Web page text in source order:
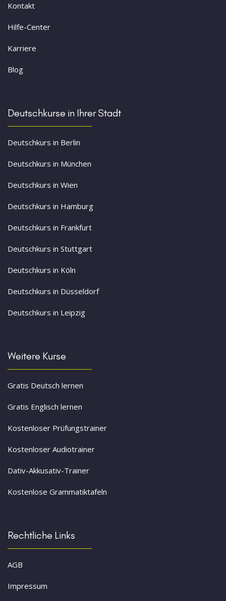
Kontakt
Hilfe-Center
Karriere
Blog
Deutschkurse in Ihrer Stadt
Deutschkurs in Berlin
Deutschkurs in München
Deutschkurs in Wien
Deutschkurs in Hamburg
Deutschkurs in Frankfurt
Deutschkurs in Stuttgart
Deutschkurs in Köln
Deutschkurs in Düsseldorf
Deutschkurs in Leipzig
Weitere Kurse
Gratis Deutsch lernen
Gratis Englisch lernen
Kostenloser Prüfungstrainer
Kostenloser Audiotrainer
Dativ-Akkusativ-Trainer
Kostenlose Grammatiktafeln
Rechtliche Links
AGB
Impressum